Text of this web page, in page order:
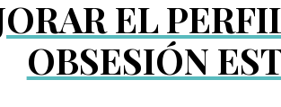
EL
OBSESIÓN